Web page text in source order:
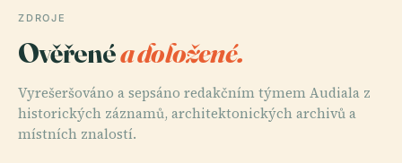
ZDROJE
Ověřenéa doložené.
Vyrešeršováno a sepsáno redakčním týmem Audiala z
historických záznamů, architektonických archivů a
místních znalostí.